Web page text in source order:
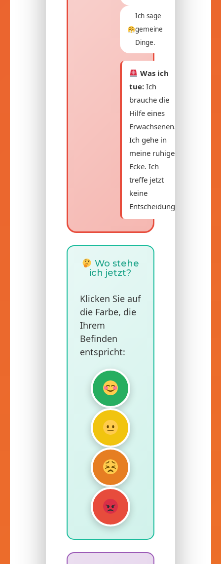
Ich sage
gemeine
Dinge.
Was ich
tue: Ich
brauche die
Hilfe eines
Erwachsenen.
Ich gehe in
meine ruhige
Ecke. Ich
treffe jetzt
keine
Entscheidung.
Wo stehe
ich jetzt?
Klicken Sie auf
die Farbe, die
Ihrem
Befinden
entspricht: